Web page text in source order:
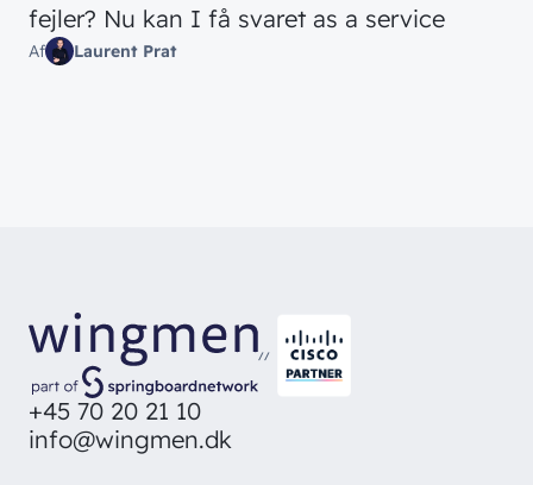
fejler? Nu kan I få svaret as a service
Af Laurent Prat
//
+45 70 20 21 10
info@wingmen.dk